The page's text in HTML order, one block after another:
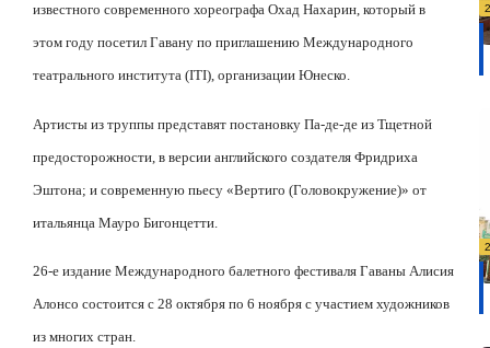
известного современного хореографа Охад Нахарин, который в
этом году посетил Гавану по приглашению Международного
театрального института (ITI), организации Юнеско.
Артисты из труппы представят постановку Па-де-де из Тщетной
предосторожности, в версии английского создателя Фридриха
Эштона; и современную пьесу «Вертиго (Головокружение)» от
итальянца Мауро Бигонцетти.
26-е издание Международного балетного фестиваля Гаваны Алисия
Алонсо состоится с 28 октября по 6 ноября с участием художников
из многих стран.